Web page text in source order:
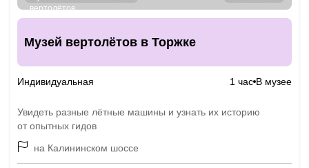
Музей вертолётов в Торжке
Индивидуальная 1 час В музее
Увидеть разные лётные машины и узнать их историю
от опытных гидов
на Калининском шоссе